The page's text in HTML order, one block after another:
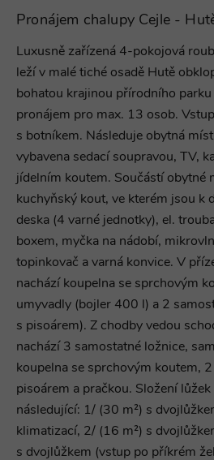
Pronájem chalupy Cejle -
Luxusně zařízená 4-pokojová
leží v malé tiché osadě Hutě
bohatou krajinou přírodního parku
pronájem pro max. 13 osob.
s botníkem. Následuje obytná
vybavena sedací soupravou, TV,
jídelním koutem. Součástí obytné
kuchyňský kout, ve kterém jsou k
deska (4 varné jednotky), el.
boxem, myčka na nádobí,
topinkovač a varná konvice. V
nachází koupelna se sprchovým
umyvadly (bojler 400 l) a 2
s pisoárem). Z chodby vedou
nachází 3 samostatné ložnice,
koupelna se sprchovým koutem,
pisoárem a pračkou. Složení
následující: 1/ (30 m²) s
klimatizací, 2/ (16 m²) s
s dvojlůžkem (vstup po příkrém